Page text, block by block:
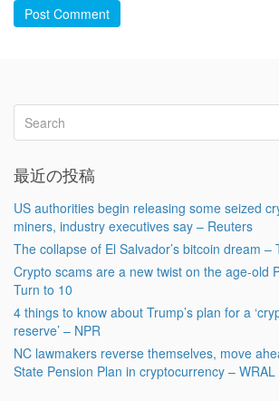
Post Comment
最近の投稿
US authorities begin releasing some seized
miners, industry executives say – Reuters
The collapse of El Salvador’s bitcoin dream –
Crypto scams are a new twist on the age-old
Turn to 10
4 things to know about Trump’s plan for a
reserve’ – NPR
NC lawmakers reverse themselves, move
State Pension Plan in cryptocurrency – WRAL